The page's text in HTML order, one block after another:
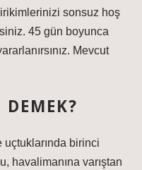
sonsuz hoş
45 gün boyunca
Mevcut
uçtuklarında birinci
havalimanına varıştan